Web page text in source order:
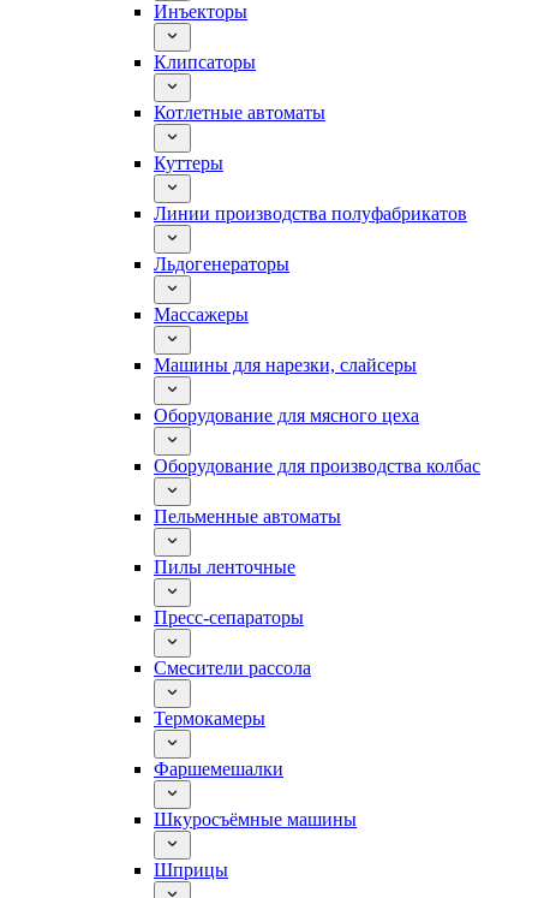
Инъекторы
Клипсаторы
Котлетные автоматы
Куттеры
Линии производства полуфабрикатов
Льдогенераторы
Массажеры
Машины для нарезки, слайсеры
Оборудование для мясного цеха
Оборудование для производства колбас
Пельменные автоматы
Пилы ленточные
Пресс-сепараторы
Смесители рассола
Термокамеры
Фаршемешалки
Шкуросъёмные машины
Шприцы